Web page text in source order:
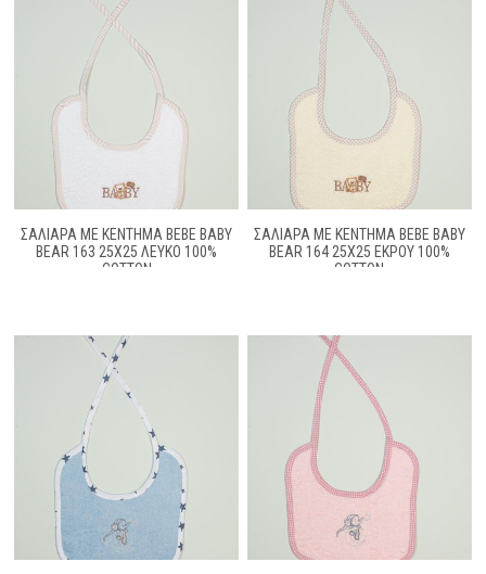
ΣΑΛΙΑΡΑ ΜΕ ΚΈΝΤΗΜΑ BEBE BABY
BEAR 163 25X25 ΛΕΥΚΌ 100%
COTTON
ΣΑΛΙΑΡΑ ΜΕ ΚΈΝΤΗΜΑ BEBE BABY
BEAR 164 25X25 ΕΚΡΟΎ 100%
COTTON